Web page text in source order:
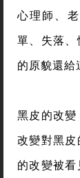
心理師、
單、失落
的原貌還給
黑皮的改變
改變對黑
的改變被